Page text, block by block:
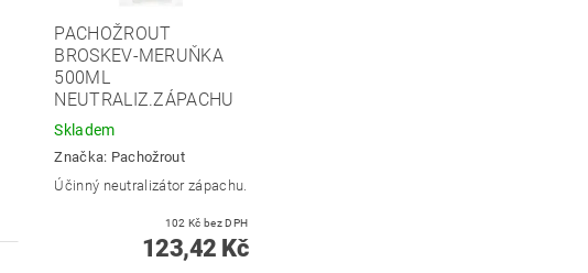
PACHOŽROUT
BROSKEV-MERUŇKA
500ML
NEUTRALIZ.ZÁPACHU
Skladem
Značka: Pachožrout
Účinný neutralizátor zápachu.
102 Kč bez DPH
123,42 Kč